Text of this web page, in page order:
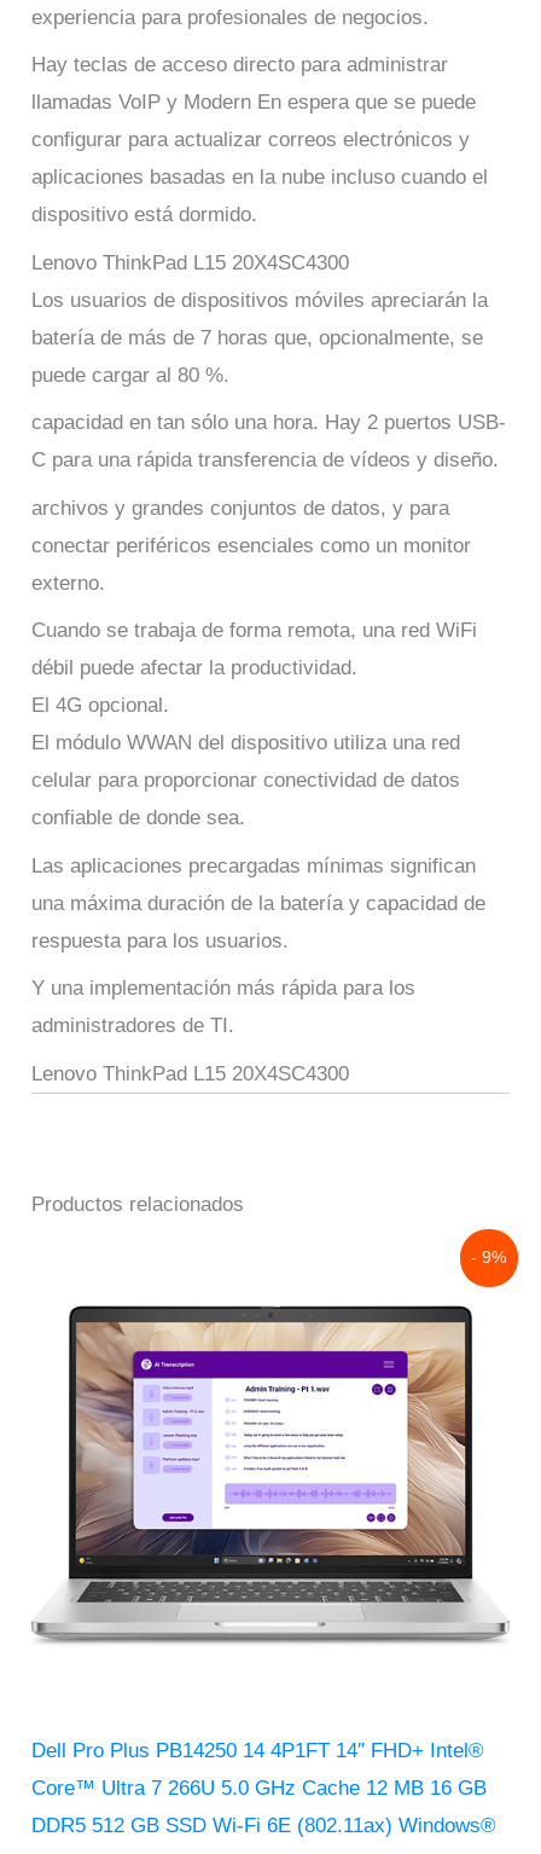
experiencia para profesionales de negocios.
Hay teclas de acceso directo para administrar
llamadas VoIP y Modern En espera que se puede
configurar para actualizar correos electrónicos y
aplicaciones basadas en la nube incluso cuando el
dispositivo está dormido.
Lenovo ThinkPad L15 20X4SC4300
Los usuarios de dispositivos móviles apreciarán la
batería de más de 7 horas que, opcionalmente, se
puede cargar al 80 %.
capacidad en tan sólo una hora. Hay 2 puertos USB-
C para una rápida transferencia de vídeos y diseño.
archivos y grandes conjuntos de datos, y para
conectar periféricos esenciales como un monitor
externo.
Cuando se trabaja de forma remota, una red WiFi
débil puede afectar la productividad.
El 4G opcional.
El módulo WWAN del dispositivo utiliza una red
celular para proporcionar conectividad de datos
confiable de donde sea.
Las aplicaciones precargadas mínimas significan
una máxima duración de la batería y capacidad de
respuesta para los usuarios.
Y una implementación más rápida para los
administradores de TI.
Lenovo ThinkPad L15 20X4SC4300
Productos relacionados
- 9%
Dell Pro Plus PB14250 14 4P1FT 14″ FHD+ Intel®
Core™ Ultra 7 266U 5.0 GHz Cache 12 MB 16 GB
DDR5 512 GB SSD Wi-Fi 6E (802.11ax) Windows®